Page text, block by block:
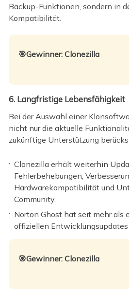
Backup-Funktionen, sondern in
Kompatibilität.
🎯Gewinner: Clonezilla
6. Langfristige Lebensfähigkeit
Bei der Auswahl einer
nicht nur die aktuelle
zukünftige Unterstützung
Clonezilla erhält weiterhin
Fehlerbehebungen,
Hardwarekompatibilität und
Community.
Norton Ghost hat seit mehr als
offiziellen
🎯Gewinner: Clonezilla